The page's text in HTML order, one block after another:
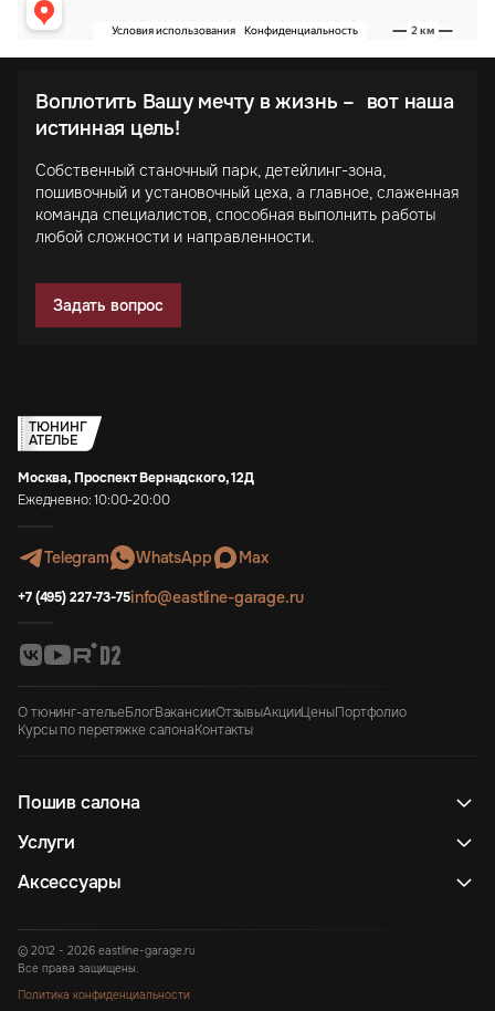
Воплотить Вашу мечту в жизнь – вот наша
истинная цель!
Собственный станочный парк, детейлинг-зона,
пошивочный и установочный цеха, а главное, слаженная
команда специалистов, способная выполнить работы
любой сложности и направленности.
Задать вопрос
ТЮНИНГ
АТЕЛЬЕ
Москва, Проспект Вернадского, 12Д
Ежедневно: 10:00-20:00
Telegram WhatsApp Max
+7 (495) 227-73-75info@eastline-garage.ru
О тюнинг-ательеБлогВакансииОтзывыАкцииЦеныПортфолио
Курсы по перетяжке салонаКонтакты
Пошив салона
Услуги
Аксессуары
© 2012 - 2026 eastline-garage.ru
Все права защищены.
Политика конфиденциальности